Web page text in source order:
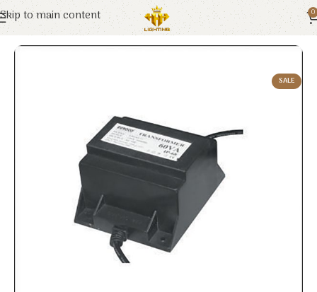
Skip to main content 0
Trang chủ Euroto Đèn LED
SALE